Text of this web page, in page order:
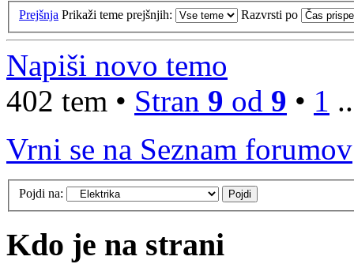
Prejšnja Prikaži teme prejšnjih: Razvrsti po
Napiši novo temo
402 tem • Stran 9 od 9 • 1
Vrni se na Seznam forumov
Pojdi na:
Kdo je na strani